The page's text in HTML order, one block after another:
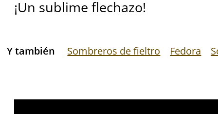
¡Un sublime flechazo!
Y también Sombreros de fieltro Fedora